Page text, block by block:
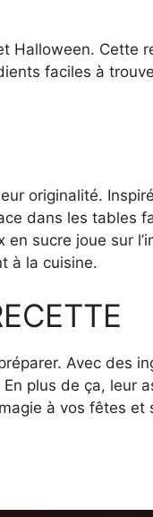
Halloween. Cette
faciles à
originalité.
dans les tables
sucre joue sur
à la cuisine.
Avec des
plus de ça, leur
à vos fêtes et